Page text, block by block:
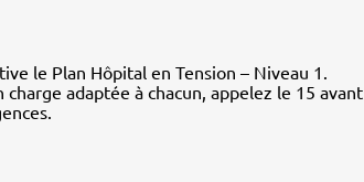
le Plan Hôpital en Tension – Niveau 1.
adaptée à chacun, appelez le 15 avant